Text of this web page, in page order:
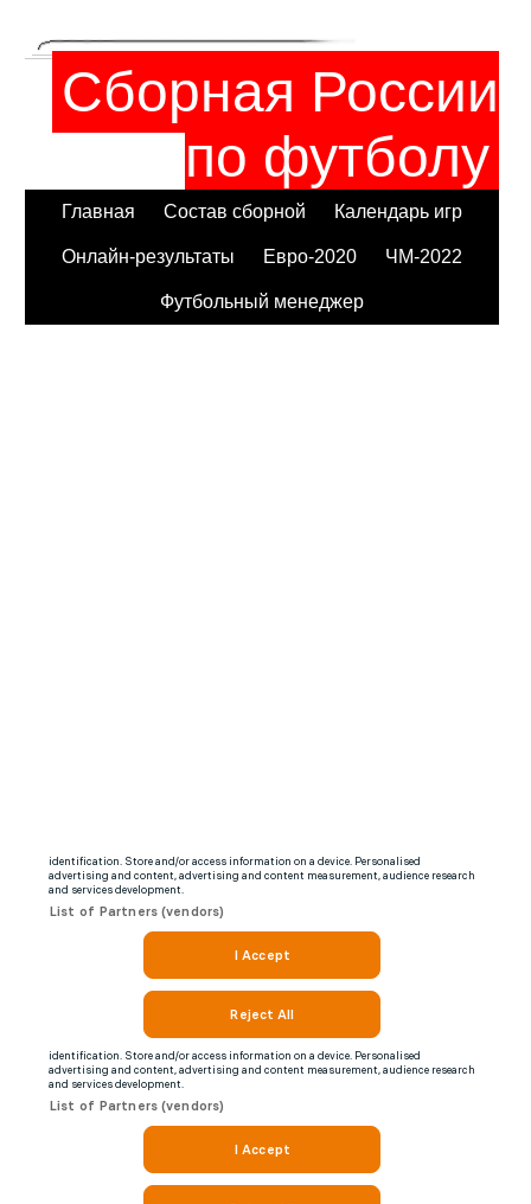
Сборная России
по футболу
Главная Состав сборной Календарь игр
Онлайн-результаты Евро-2020 ЧМ-2022
Футбольный менеджер